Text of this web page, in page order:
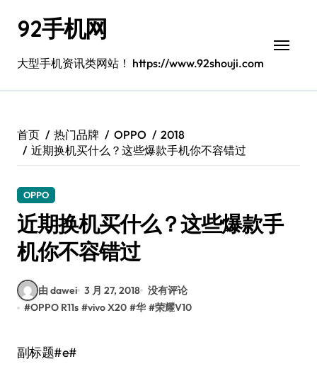
92手机网
大型手机资讯类网站！ https://www.92shouji.com
首页 热门品牌 OPPO
2018
近期换机买什么？这些爆款手机你不容错过
OPPO
近期换机买什么？这些爆款手
机你不容错过
由 dawei 3 月 27, 2018 没有评论
#OPPO R11s #vivo X20 #华 #荣耀V10
副标题#e#